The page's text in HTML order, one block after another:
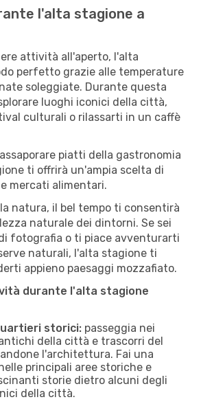
l'alta stagione a
attività all'aperto, l'alta
perfetto grazie alle temperature
soleggiate. Durante questa
luoghi iconici della città,
culturali o rilassarti in un caffè
piatti della gastronomia
ti offrirà un'ampia scelta di
mercati alimentari.
natura, il bel tempo ti consentirà
naturale dei dintorni. Se sei
fotografia o ti piace avventurarti
naturali, l'alta stagione ti
appieno paesaggi mozzafiato.
durante l'alta stagione
storici: passeggia nei
della città e trascorri del
l'architettura. Fai una
principali aree storiche e
storie dietro alcuni degli
della città.